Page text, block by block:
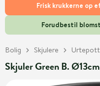
Frisk krukkerne op
Forudbestil
Bolig Skjulere
Skjuler Green B.